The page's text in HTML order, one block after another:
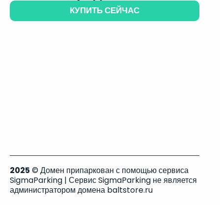
КУПИТЬ СЕЙЧАС
2025 © Домен припаркован с помощью сервиса
SigmaParking | Сервис SigmaParking не является
администратором домена baltstore.ru